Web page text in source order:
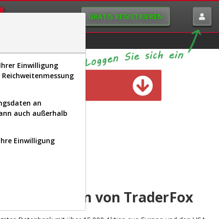
GRATIS REGISTRIEREN
verfügbar
Plattform von TraderFox
Einwilligung
an
auch außerhalb
Einwilligung